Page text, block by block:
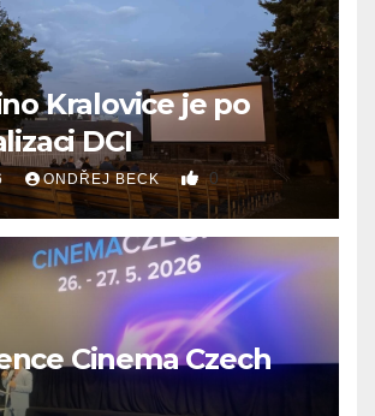
Kralovice je po
DCI
ONDŘEJ BECK 0
Cinema Czech